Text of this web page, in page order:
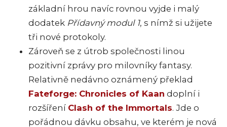
základní hrou navíc rovnou vyjde i malý
dodatek Přídavný modul 1, s nímž si užijete
tři nové protokoly.
Zároveň se z útrob společnosti linou
pozitivní zprávy pro milovníky fantasy.
Relativně nedávno oznámený překlad
Fateforge: Chronicles of Kaan doplní i
rozšíření Clash of the Immortals. Jde o
pořádnou dávku obsahu, ve kterém je nová